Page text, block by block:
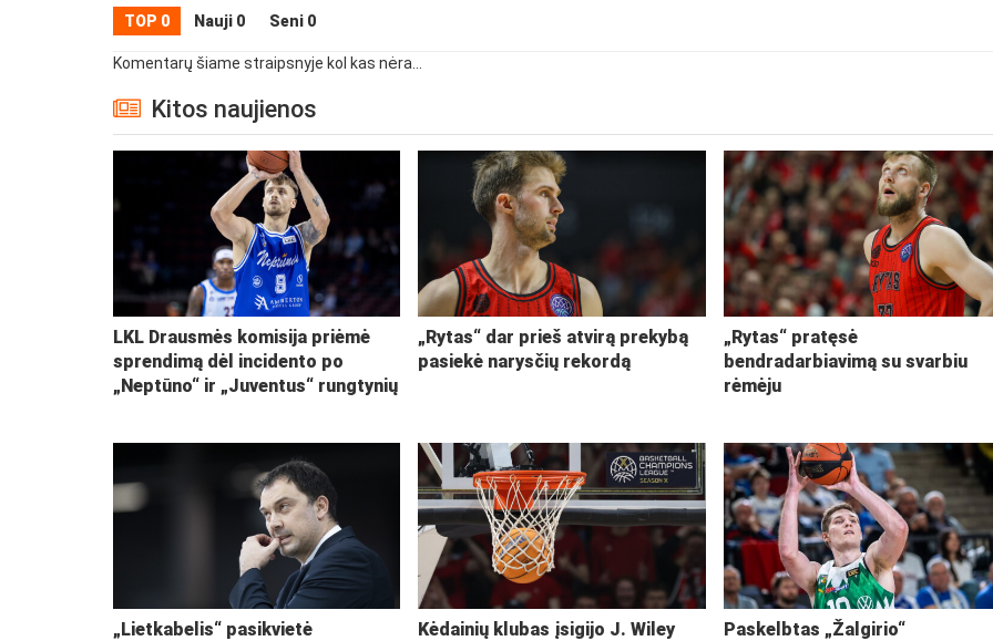
TOP 0 Nauji 0 Seni 0
Komentarų šiame straipsnyje kol kas nėra...
Kitos naujienos
LKL Drausmės komisija priėmė
sprendimą dėl incidento po
„Neptūno“ ir „Juventus“ rungtynių
„Rytas“ dar prieš atvirą prekybą
pasiekė narysčių rekordą
„Rytas“ pratęsė
bendradarbiavimą su svarbiu
rėmėju
„Lietkabelis“ pasikvietė
Kėdainių klubas įsigijo J. Wiley
Paskelbtas „Žalgirio“